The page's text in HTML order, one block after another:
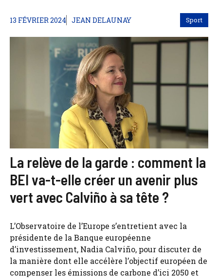
13 FÉVRIER 2024 JEAN DELAUNAY Sport
La relève de la garde : comment la
BEI va-t-elle créer un avenir plus
vert avec Calviño à sa tête ?
L’Observatoire de l’Europe s’entretient avec la
présidente de la Banque européenne
d’investissement, Nadia Calviño, pour discuter de
la manière dont elle accélère l’objectif européen de
compenser les émissions de carbone d’ici 2050 et